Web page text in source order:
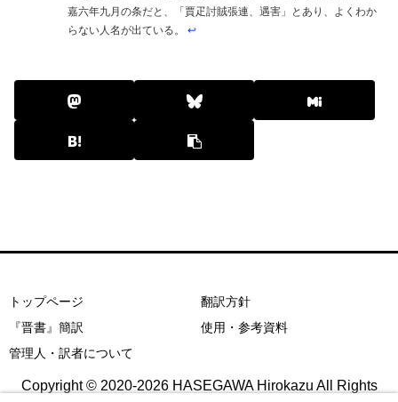
嘉六年九月の条だと、「賈疋討賊張連、遇害」とあり、よくわか
らない人名が出ている。↩︎
トップページ
翻訳方針
『晋書』簡訳
使用・参考資料
管理人・訳者について
Copyright © 2020-2026 HASEGAWA Hirokazu All Rights